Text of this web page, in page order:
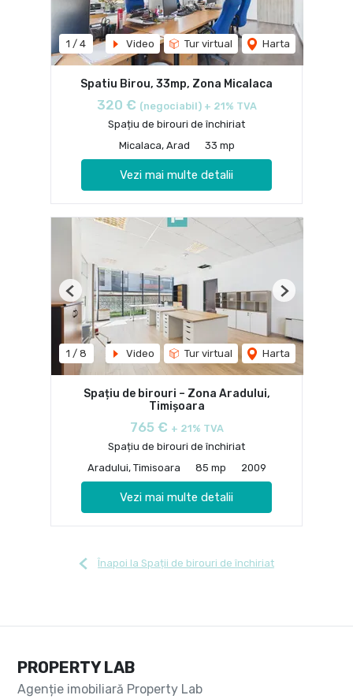
1 / 4 Video Tur virtual Harta
Spatiu Birou, 33mp, Zona Micalaca
320 € (negociabil) + 21% TVA
Spațiu de birouri de închiriat
Micalaca, Arad
33 mp
Vezi mai multe detalii
1 / 8 Video Tur virtual Harta
Previous Next
Spațiu de birouri – Zona Aradului,
Timișoara
765 € + 21% TVA
Spațiu de birouri de închiriat
Aradului, Timisoara
85 mp 2009
Vezi mai multe detalii
Înapoi la Spații de birouri de închiriat
PROPERTY LAB